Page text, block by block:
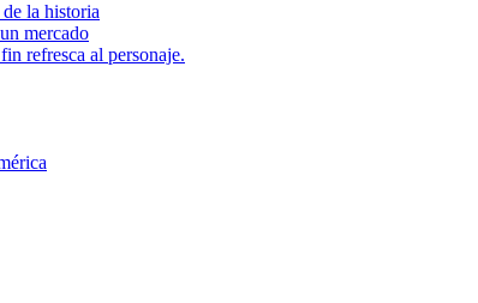
la historia
mercado
refresca al personaje.